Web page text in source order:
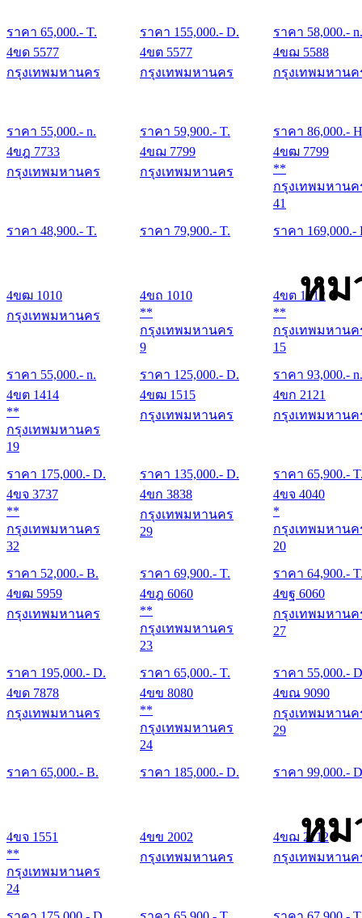
ราคา 65,000.- T. ราคา 155,000.- D. ราคา 58,000.- n.
4ขด 5577
กรุงเทพมหานคร
ราคา 55,000.- n.
4ขต 5577
กรุงเทพมหานคร
ราคา 59,900.- T.
4ขฌ 5588
กรุงเทพมหานค
ราคา 86,000.-
4ขฎ 7733
กรุงเทพมหานคร
ราคา 48,900.- T.
4ขฌ 7799
กรุงเทพมหานคร
ราคา 79,900.- T.
4ขฒ 7799
**
กรุงเทพมหานค
41
ราคา 169,000.-
หม
4ขฒ 1010
กรุงเทพมหานคร
ราคา 55,000.- n.
4ขถ 1010
**
กรุงเทพมหานคร
9
ราคา 125,000.- D.
4ขต 1212
**
กรุงเทพมหานค
15
ราคา 93,000.- n.
4ขต 1414
**
กรุงเทพมหานคร
19
ราคา 175,000.- D.
4ขฒ 1515
กรุงเทพมหานคร
ราคา 135,000.- D.
4ขก 2121
กรุงเทพมหานค
ราคา 65,900.-
4ขจ 3737
**
กรุงเทพมหานคร
32
ราคา 52,000.- B.
4ขก 3838
กรุงเทพมหานคร
29
ราคา 69,900.- T.
4ขจ 4040
*
กรุงเทพมหานค
20
ราคา 64,900.-
4ขฒ 5959
กรุงเทพมหานคร
ราคา 195,000.- D.
4ขฎ 6060
**
กรุงเทพมหานคร
23
ราคา 65,000.- T.
4ขฐ 6060
กรุงเทพมหานค
27
ราคา 55,000.-
4ขด 7878
กรุงเทพมหานคร
ราคา 65,000.- B.
4ขข 8080
**
กรุงเทพมหานคร
24
ราคา 185,000.- D.
4ขณ 9090
กรุงเทพมหานค
29
ราคา 99,000.-
หม
4ขจ 1551
**
กรุงเทพมหานคร
24
4ขข 2002
กรุงเทพมหานคร
4ขฌ 2112
กรุงเทพมหานค